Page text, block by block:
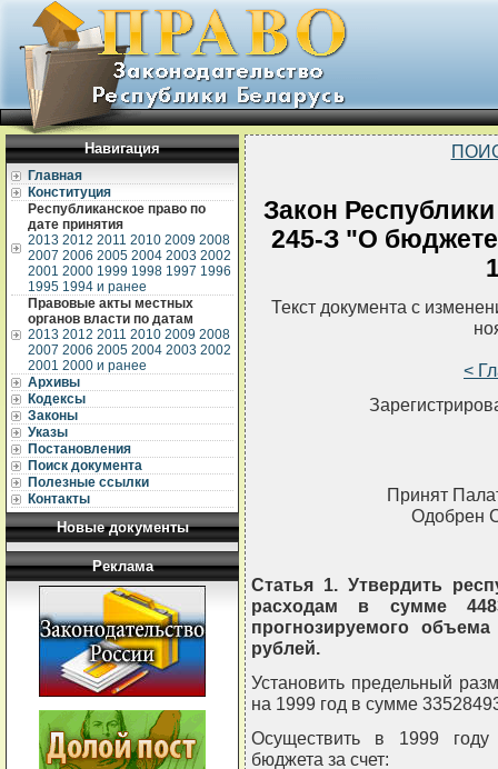
Навигация
Главная
Конституция
Республиканское право по
дате принятия
2013 2012 2011 2010 2009 2008
2007 2006 2005 2004 2003 2002
2001 2000 1999 1998 1997 1996
1995 1994 и ранее
Правовые акты местных
органов власти по датам
2013 2012 2011 2010 2009 2008
2007 2006 2005 2004 2003 2002
2001 2000 и ранее
Архивы
Кодексы
Законы
Указы
Постановления
Поиск документа
Полезные ссылки
Контакты
Новые документы
Реклама
Закон
245-З "О
Текст документа с
<
Принят
Одобрен
Статья 1. Утвердить
расходам в сумме
прогнозируемого
рублей.
Установить предельный
на 1999 год в сумме
Осуществить в 1999 году
бюджета за счет: